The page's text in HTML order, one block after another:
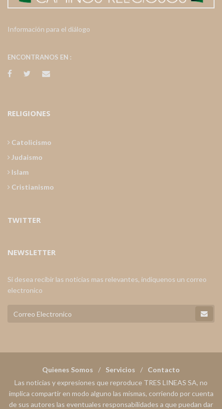
Información para el diálogo
ENCONTRANOS EN :
RELIGIONES
Catolicismo
Judaismo
Islam
Cristianismo
TWITTER
NEWSLETTER
Si desea recibir las noticias mas relevantes, indiquenos un correo
electronico
Quienes Somos Servicios
Contacto
Las noticias y expresiones que reproduce TRES LINEAS SA, no
implica compartir en modo alguno las mismas, corriendo por cuenta
de sus autores las eventuales responsabilidades a que puedan dar